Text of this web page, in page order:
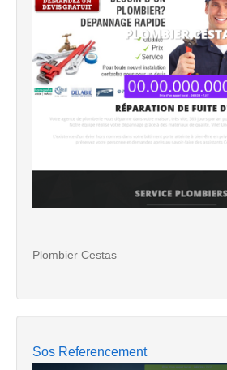
Plombier Cestas
Sos Referencement